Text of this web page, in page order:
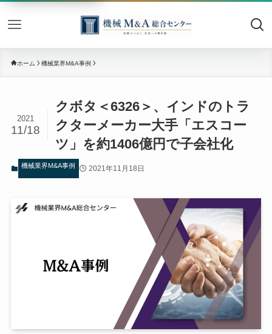
機械
ホーム 機械業界M&A事例
クボタ＜6326＞、インドのトラ
クターメーカー大手「エスコー
ツ」を約1406億円で子会社化
2021
11/18
機械業界M&A事例 2021年11月18日